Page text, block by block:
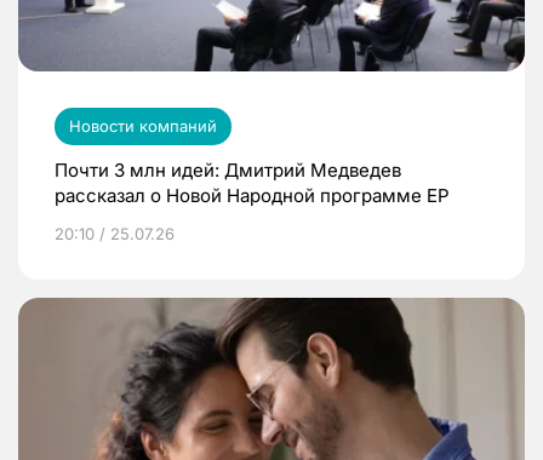
Новости компаний
Почти 3 млн идей: Дмитрий Медведев
рассказал о Новой Народной программе ЕР
20:10 / 25.07.26